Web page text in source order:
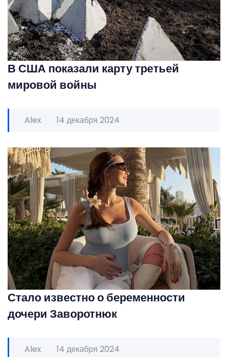
В США показали карту третьей
мировой войны
Alex 14 декабря 2024
Стало известно о беременности
дочери Заворотнюк
Alex 14 декабря 2024